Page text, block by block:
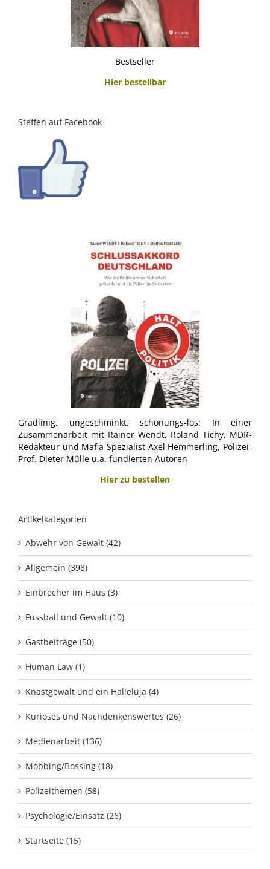
Bestseller
Hier bestellbar
Steffen auf Facebook
Gradlinig, ungeschminkt, schonungs-los: In einer
Zusammenarbeit mit Rainer Wendt, Roland Tichy, MDR-
Redakteur und Mafia-Spezialist Axel Hemmerling, Polizei-
Prof. Dieter Mülle u.a. fundierten Autoren
Hier zu bestellen
Artikelkategorien
Abwehr von Gewalt (42)
Allgemein (398)
Einbrecher im Haus (3)
Fussball und Gewalt (10)
Gastbeiträge (50)
Human Law (1)
Knastgewalt und ein Halleluja (4)
Kurioses und Nachdenkenswertes (26)
Medienarbeit (136)
Mobbing/Bossing (18)
Polizeithemen (58)
Psychologie/Einsatz (26)
Startseite (15)